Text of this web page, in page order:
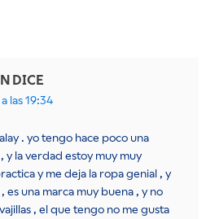
DICE
las 19:34
. yo tengo hace poco una
y la verdad estoy muy muy
y me deja la ropa genial , y
es una marca muy buena , y no
, el que tengo no me gusta